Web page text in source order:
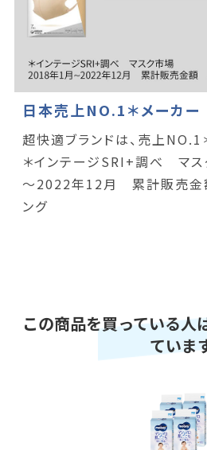
日本売上NO.1＊メーカー
超快適ブランドは、売上NO.1
＊インテージSRI+調べ マ
～2022年12月 累計販売金
ング
この商品を買っている人
ていま